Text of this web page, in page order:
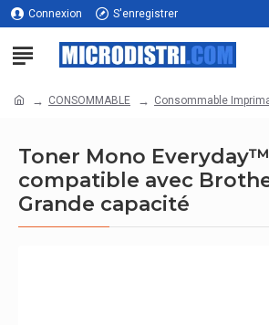
Connexion S'enregistrer
CONSOMMABLE Consommable
Toner Mono
compatible avec
Grande capacité